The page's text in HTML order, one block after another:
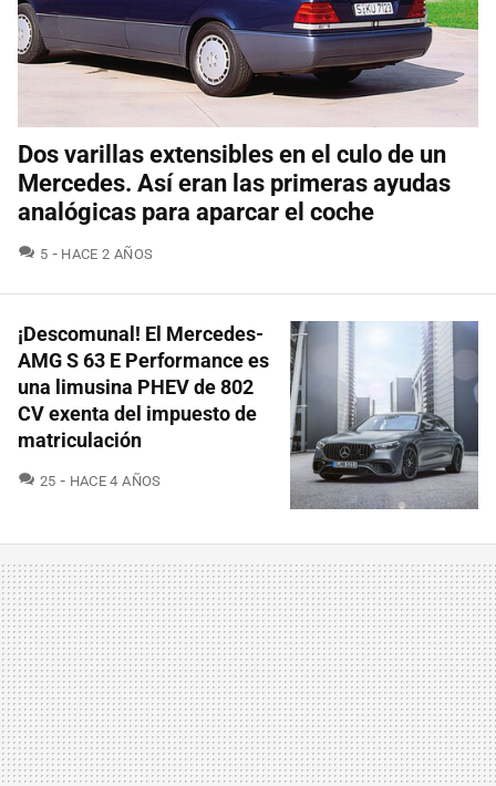
Dos varillas extensibles en el culo de un
Mercedes. Así eran las primeras ayudas
analógicas para aparcar el coche
5 COMENTARIOS
HACE 2 AÑOS
¡Descomunal! El Mercedes-
AMG S 63 E Performance es
una limusina PHEV de 802
CV exenta del impuesto de
matriculación
25 COMENTARIOS
HACE 4 AÑOS